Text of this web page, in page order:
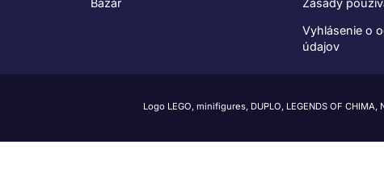
Vyhlásenie o
údajov
Logo LEGO, minifigures, DUPLO, LEGENDS OF